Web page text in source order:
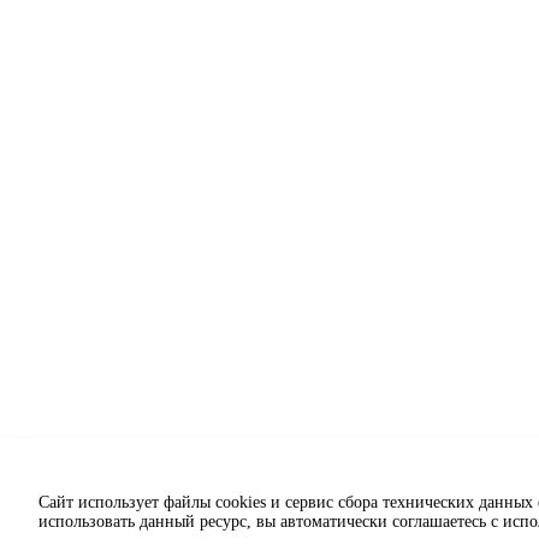
Сайт использует файлы cookies и сервис сбора технических
использовать данный ресурс, вы автоматически соглашаетесь с